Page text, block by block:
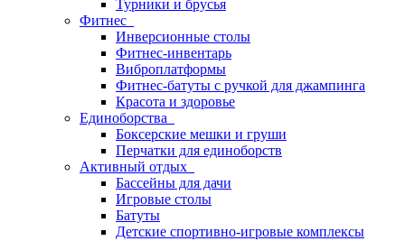
Турники и брусья
Фитнес
Инверсионные столы
Фитнес-инвентарь
Виброплатформы
Фитнес-батуты с ручкой для джампинга
Красота и здоровье
Единоборства
Боксерские мешки и груши
Перчатки для единоборств
Активный отдых
Бассейны для дачи
Игровые столы
Батуты
Детские спортивно-игровые комплексы